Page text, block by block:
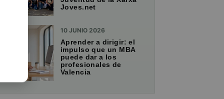
Joves.net
10 JUNIO 2026
Aprender a dirigir: el
impulso que un MBA
puede dar a los
profesionales de
Valencia